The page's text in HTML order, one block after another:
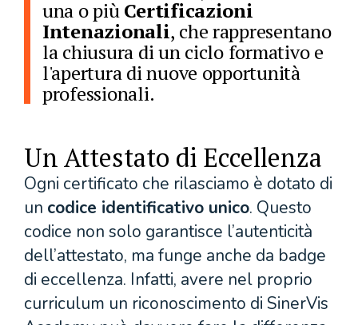
una o piùCertificazioni
Intenazionali, che rappresentano
la chiusura di un ciclo formativo e
l'apertura di nuove opportunità
professionali.
Un Attestato di Eccellenza
Ogni certificato che rilasciamo è dotato di
un codice identificativo unico. Questo
codice non solo garantisce l’autenticità
dell’attestato, ma funge anche da badge
di eccellenza. Infatti, avere nel proprio
curriculum un riconoscimento di SinerVis